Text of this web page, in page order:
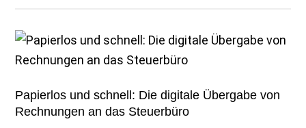
Papierlos und schnell: Die digitale Übergabe von
Rechnungen an das Steuerbüro